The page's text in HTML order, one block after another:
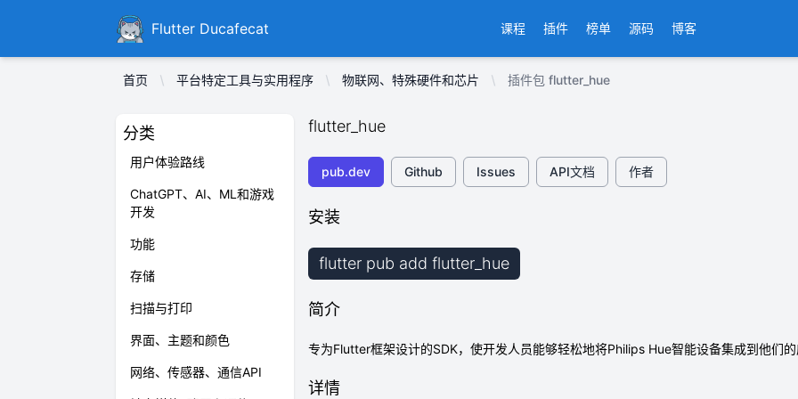
DucafecatFlutter Ducafecat 课程 插件 榜单 源码 博客
首页 平台特定工具与实用程序 物联网、特殊硬件和芯片 插件包 flutter_hue
分类
用户体验路线
ChatGPT、AI、ML和游戏
开发
功能
存储
扫描与打印
界面、主题和颜色
网络、传感器、通信API
flutter_hue
pub.dev Github Issues API文档 作者
安装
flutter pub add flutter_hue
简介
专为Flutter框架设计的SDK，使开发人员能够轻松地将Philips Hue智能设备集成到他们的
详情